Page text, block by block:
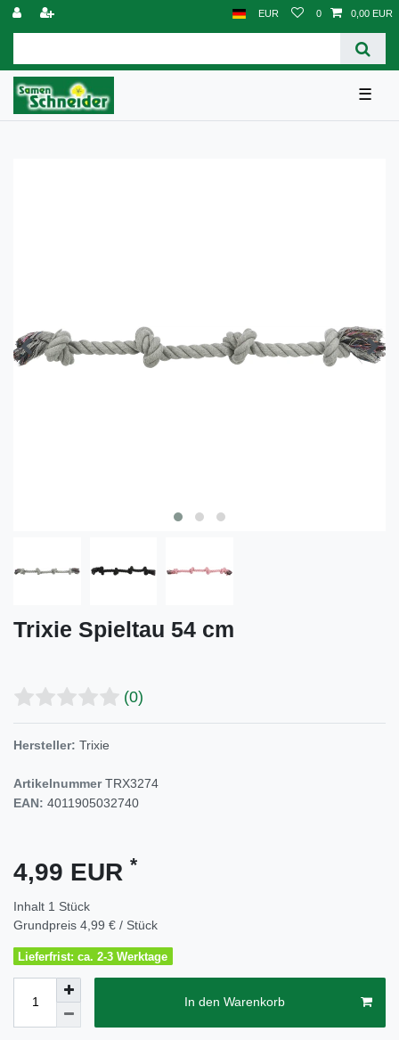
EUR 0 0,00 EUR
☰
Trixie Spieltau 54 cm
(0)
Hersteller: Trixie
ArtikelnummerTRX3274
EAN: 4011905032740
4,99 EUR *
Inhalt 1 Stück
Grundpreis 4,99 € / Stück
Lieferfrist: ca. 2-3 Werktage
In den Warenkorb